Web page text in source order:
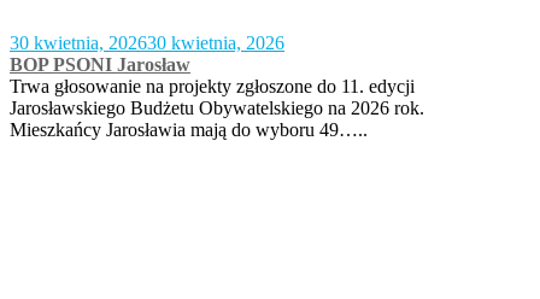
30 kwietnia, 202630 kwietnia, 2026
BOP PSONI Jarosław
Trwa głosowanie na projekty zgłoszone do 11. edycji
Jarosławskiego Budżetu Obywatelskiego na 2026 rok.
Mieszkańcy Jarosławia mają do wyboru 49…..